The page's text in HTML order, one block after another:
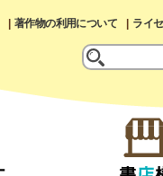
著作物の利用について ライ